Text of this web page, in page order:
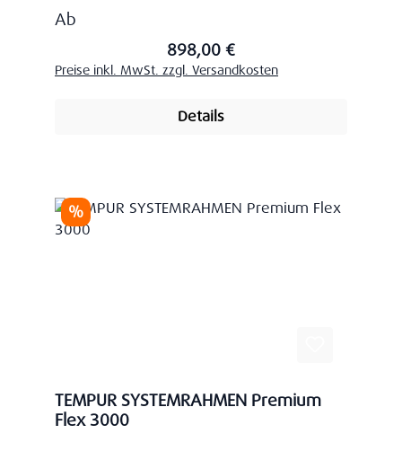
Regulärer Preis:
Ab
898,00 €
Preise inkl. MwSt. zzgl. Versandkosten
Details
Rabatt
%
TEMPUR SYSTEMRAHMEN Premium
Flex 3000